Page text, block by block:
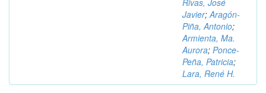
Rivas, José
Javier;Aragón-
Piña, Antonio;
Armienta, Ma.
Aurora; Ponce-
Peña, Patricia;
Lara, René H.